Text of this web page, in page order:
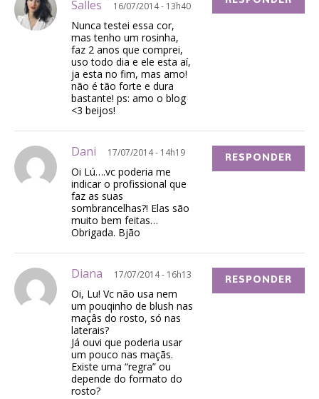
Salles 16/07/2014 - 13h40
Nunca testei essa cor,
mas tenho um rosinha,
faz 2 anos que comprei,
uso todo dia e ele esta aí,
ja esta no fim, mas amo!
não é tão forte e dura
bastante! ps: amo o blog
<3 beijos!
Dani 17/07/2014 - 14h19
Oi Lú….vc poderia me
indicar o profissional que
faz as suas
sombrancelhas?! Elas são
muito bem feitas…
Obrigada. Bjão
RESPONDER
Diana 17/07/2014 - 16h13
Oi, Lu! Vc não usa nem
um pouqinho de blush nas
maçâs do rosto, só nas
laterais?
Já ouvi que poderia usar
um pouco nas maçãs.
Existe uma “regra” ou
depende do formato do
rosto?
RESPONDER